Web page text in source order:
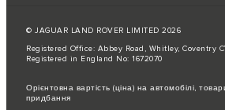
© JAGUAR LAND ROVER LIMITED 2026
Registered Office: Abbey Road, Whitley, Coventry
Registered in England No: 1672070
Орієнтовна вартість (ціна) на автомобілі,
придбання